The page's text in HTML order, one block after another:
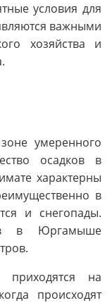
условия для
важными
хозяйства и
умеренного
осадков в
характерны
в
и снегопады.
в Юргамыше
приходятся на
происходят